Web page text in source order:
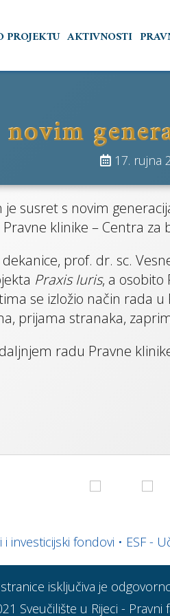
PROJEKTU AKTIVNOSTI
primarna
na Pravnom
17. rujna
je susret s novim
klinike – Centra
prof. dr. sc.
Praxis Iuris, a
se izložio način rada
prijama stranaka,
radu Pravne
investicijski fondovi • ESF -
isključiva je
Sveučilište u Rijeci - Pravni